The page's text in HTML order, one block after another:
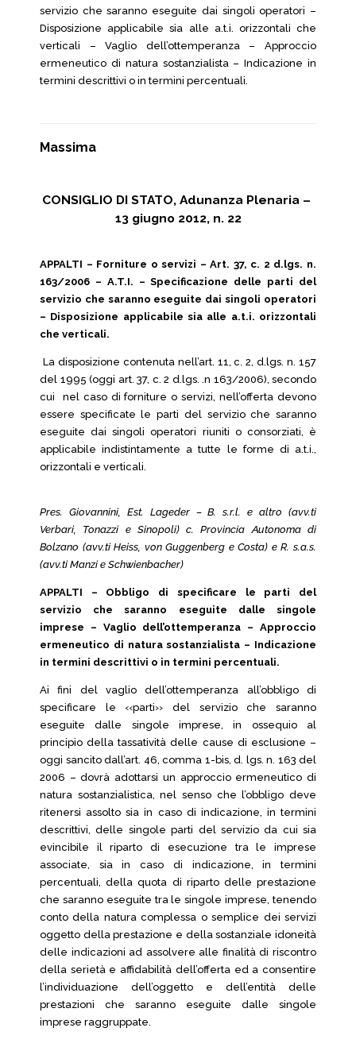
servizio che saranno eseguite dai singoli operatori –
Disposizione applicabile sia alle a.t.i. orizzontali che
verticali – Vaglio dell’ottemperanza – Approccio
ermeneutico di natura sostanzialista – Indicazione in
termini descrittivi o in termini percentuali.
Massima
CONSIGLIO DI STATO, Adunanza Plenaria –
13 giugno 2012, n. 22
APPALTI – Forniture o servizi – Art. 37, c. 2 d.lgs. n.
163/2006 – A.T.I. – Specificazione delle parti del
servizio che saranno eseguite dai singoli operatori
– Disposizione applicabile sia alle a.t.i. orizzontali
che verticali.
La disposizione contenuta nell’art. 11, c. 2, d.lgs. n. 157
del 1995 (oggi art. 37, c. 2 d.lgs. .n 163/2006), secondo
cui nel caso di forniture o servizi, nell’offerta devono
essere specificate le parti del servizio che saranno
eseguite dai singoli operatori riuniti o consorziati, è
applicabile indistintamente a tutte le forme di a.t.i.,
orizzontali e verticali.
Pres. Giovannini, Est. Lageder – B. s.r.l. e altro (avv.ti
Verbari, Tonazzi e Sinopoli) c. Provincia Autonoma di
Bolzano (avv.ti Heiss, von Guggenberg e Costa) e R. s.a.s.
(avv.ti Manzi e Schwienbacher)
APPALTI – Obbligo di specificare le parti del
servizio che saranno eseguite dalle singole
imprese – Vaglio dell’ottemperanza – Approccio
ermeneutico di natura sostanzialista – Indicazione
in termini descrittivi o in termini percentuali.
Ai fini del vaglio dell’ottemperanza all’obbligo di
specificare le ‹‹parti›› del servizio che saranno
eseguite dalle singole imprese, in ossequio al
principio della tassatività delle cause di esclusione –
oggi sancito dall’art. 46, comma 1-bis, d. lgs. n. 163 del
2006 – dovrà adottarsi un approccio ermeneutico di
natura sostanzialistica, nel senso che l’obbligo deve
ritenersi assolto sia in caso di indicazione, in termini
descrittivi, delle singole parti del servizio da cui sia
evincibile il riparto di esecuzione tra le imprese
associate, sia in caso di indicazione, in termini
percentuali, della quota di riparto delle prestazione
che saranno eseguite tra le singole imprese, tenendo
conto della natura complessa o semplice dei servizi
oggetto della prestazione e della sostanziale idoneità
delle indicazioni ad assolvere alle finalità di riscontro
della serietà e affidabilità dell’offerta ed a consentire
l’individuazione dell’oggetto e dell’entità delle
prestazioni che saranno eseguite dalle singole
imprese raggruppate.